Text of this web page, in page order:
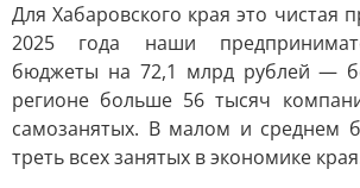
Для Хабаровского края это чистая
2025 года наши
бюджеты на 72,1 млрд рублей —
регионе больше 56 тысяч
самозанятых. В малом и среднем
треть всех занятых в экономике